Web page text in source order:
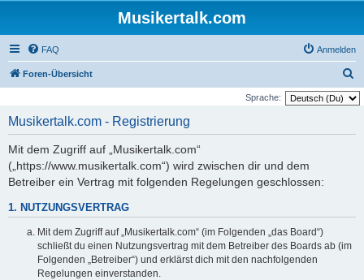
Musikertalk.com
FAQ Anmelden
Foren-Übersicht
u
Sprache:
Musikertalk.com - Registrierung
Mit dem Zugriff auf „Musikertalk.com“
(„https://www.musikertalk.com“) wird zwischen dir und dem
Betreiber ein Vertrag mit folgenden Regelungen geschlossen:
1. NUTZUNGSVERTRAG
Mit dem Zugriff auf „Musikertalk.com“ (im Folgenden „das Board“)
schließt du einen Nutzungsvertrag mit dem Betreiber des Boards ab (im
Folgenden „Betreiber“) und erklärst dich mit den nachfolgenden
Regelungen einverstanden.